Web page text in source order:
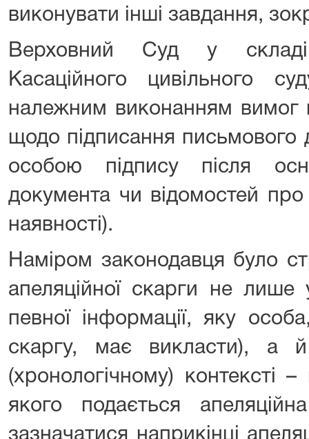
виконувати інші завдання,
Верховний Суд у складі
Касаційного цивільного
належним виконанням вимог
щодо підписання письмового
особою підпису після
документа чи відомостей про
наявності).
Наміром законодавця було
апеляційної скарги не лише
певної інформації, яку
скаргу, має викласти), а й
(хронологічному) контексті
якого подається
зазначатися наприкінці